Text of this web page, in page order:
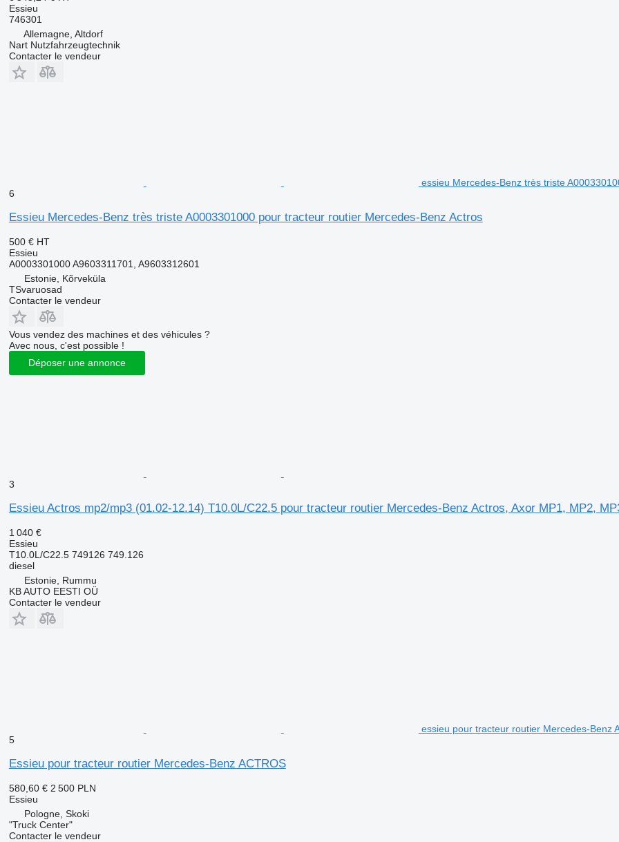
Essieu
746301
Allemagne, Altdorf
Nart Nutzfahrzeugtechnik
Contacter le vendeur
essieu Mercedes-Benz très triste
6
Essieu Mercedes-Benz très triste A0003301000 pour tracteur routier Mercedes-Benz Actros
500 € HT
Essieu
A0003301000 A9603311701, A9603312601
Estonie, Kõrveküla
TSvaruosad
Contacter le vendeur
Vous vendez des machines et des véhicules ?
Avec nous, c'est possible !
Déposer une annonce
3
Essieu Actros mp2/mp3 (01.02-12.14) T10.0L/C22.5 pour tracteur routier Mercedes-Benz Actros, Axor MP1, MP2,
1 040 €
Essieu
T10.0L/C22.5 749126 749.126
diesel
Estonie, Rummu
KB AUTO EESTI OÜ
Contacter le vendeur
essieu pour tracteur routier Mercedes-Benz
5
Essieu pour tracteur routier Mercedes-Benz ACTROS
580,60 € 2 500 PLN
Essieu
Pologne, Skoki
"Truck Center"
Contacter le vendeur